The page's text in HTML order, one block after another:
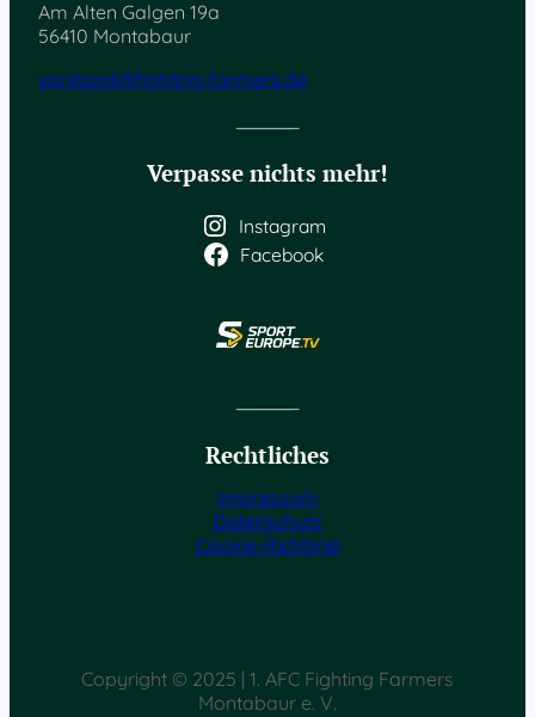
Am Alten Galgen 19a
56410 Montabaur
vorstand@fighting-farmers.de
Verpasse nichts mehr!
Instagram
Facebook
Rechtliches
Impressum
Datenschutz
Cookie-Richtlinie
Copyright © 2025 | 1. AFC Fighting Farmers
Montabaur e. V.